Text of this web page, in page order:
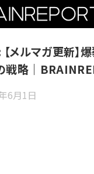
メルマガ更新】
戦略｜
6月1日